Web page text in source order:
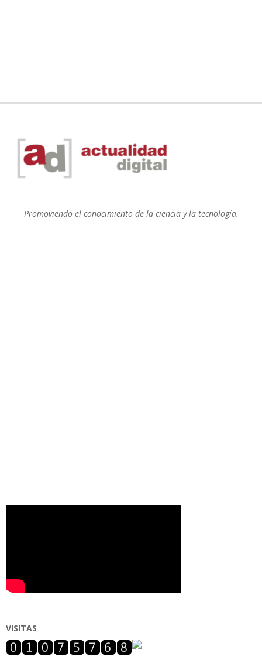
Promoviendo el conocimiento de la ciencia y la tecnología.
VISITAS